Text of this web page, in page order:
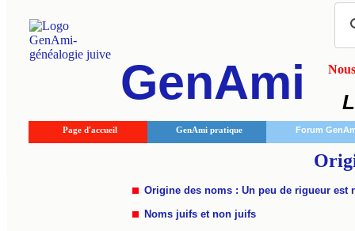
GenAmi
Page d'accueil GenAmi pratique Forum
Origine des noms : Un peu de rigueur est
Noms juifs et non juifs